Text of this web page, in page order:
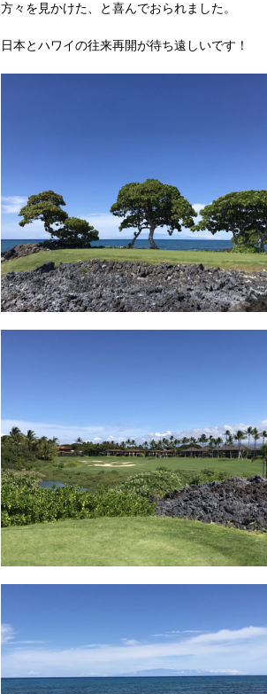
方々を見かけた、と喜んでおられました。
日本とハワイの往来再開が待ち遠しいです！